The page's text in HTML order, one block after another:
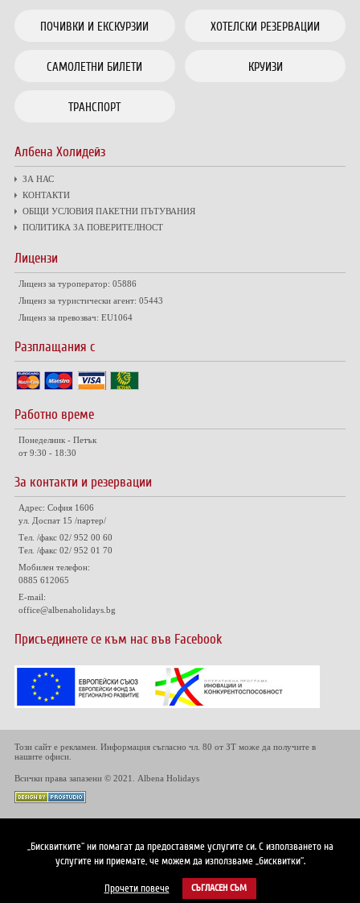
ПОЧИВКИ И ЕКСКУРЗИИ ХОТЕЛСКИ РЕЗЕРВАЦИИ
САМОЛЕТНИ БИЛЕТИ КРУИЗИ
ТРАНСПОРТ
Албена Холидейз
ЗА НАС
КОНТАКТИ
ОБЩИ УСЛОВИЯ ПАКЕТНИ ПЪТУВАНИЯ
ПОЛИТИКА ЗА ПОВЕРИТЕЛНОСТ
Лицензи
Лиценз за туроператор: 05886
Лиценз за туристически агент: 05443
Лиценз за превозвач: EU1064
Разплащания с
Работно време
Понеделник - Петък
от 9:30 - 18:30
За контакти и резервации
Адрес: София 1606
ул. Доспат 15 /партер/
Тел. /факс 02/ 952 00 60
Тел. /факс 02/ 952 01 70
Мобилен телефон:
0885 612065
E-mail:
office@albenaholidays.bg
Присъединете се към нас във Facebook
Този сайт е рекламен. Информация съгласно чл. 80 от ЗТ може да получите в
нашите офиси.
Всички права запазени © 2021. Albena Holidays
„Бисквитките“ ни помагат да предоставяме услугите си. С използването на
услугите ни приемате, че можем да използваме „бисквитки“.
Прочети повече СЪГЛАСЕН СЪМ